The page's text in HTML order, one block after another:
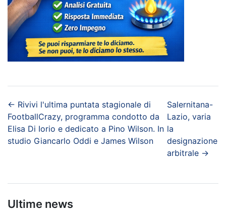
← Rivivi l'ultima puntata stagionale di
FootballCrazy, programma condotto da
Elisa Di Iorio e dedicato a Pino Wilson. In
studio Giancarlo Oddi e James Wilson
Salernitana-
Lazio, varia
la
designazione
arbitrale→
Ultime news